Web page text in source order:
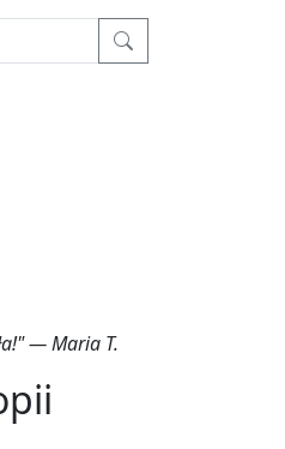
— Maria T.